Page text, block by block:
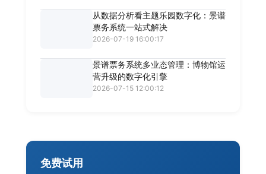
从数据分析看主题乐园数字化：景谱
票务系统一站式解决
2026-07-19 16:00:17
景谱票务系统多业态管理：博物馆运
营升级的数字化引擎
2026-07-15 12:00:12
免费试用